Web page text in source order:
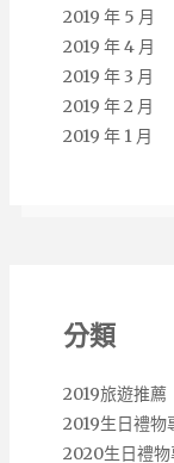
2019 年 5 月
2019 年 4 月
2019 年 3 月
2019 年 2 月
2019 年 1 月
分類
2019旅遊推薦
2019生日禮物
2020生日禮物